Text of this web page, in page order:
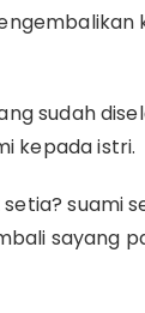
sudah
kepada istri.
suami
sayang